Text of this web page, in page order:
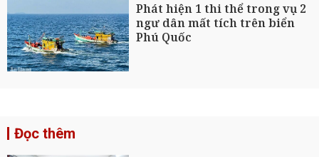
Phát hiện 1 thi thể trong vụ 2
ngư dân mất tích trên biển
Phú Quốc
Đọc thêm